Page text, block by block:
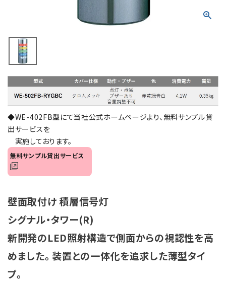
LED照明
センサ機器
散光式警光灯
補修パーツ
製品選定の仕方
パトライトカタログ
◆WE-402FB型にて当社公式ホームページより、無料サンプル貸
出サービスを
実施しております。
無料サンプル貸出サービス
壁面取付け 積層信号灯
シグナル・タワー(R)
新開発のLED照射構造で側面からの視認性を高
めました。 装置との一体化を追求した薄型タイ
プ。